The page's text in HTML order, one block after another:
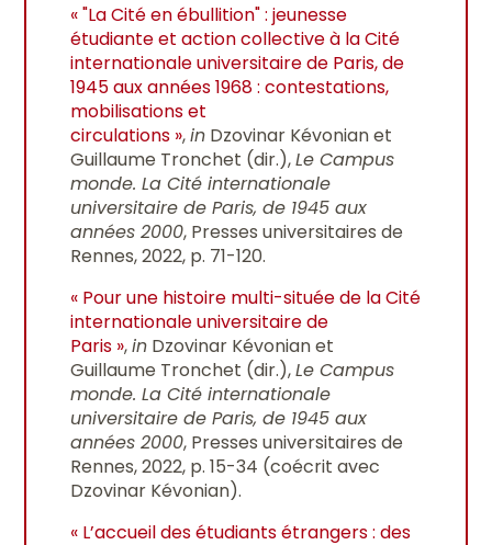
« "La Cité en ébullition" : jeunesse
étudiante et action collective à la Cité
internationale universitaire de Paris, de
1945 aux années 1968 : contestations,
mobilisations et
circulations »,in Dzovinar Kévonian et
Guillaume Tronchet (dir.),Le Campus
monde. La Cité internationale
universitaire de Paris, de 1945 aux
années 2000, Presses universitaires de
Rennes, 2022, p. 71-120.
« Pour une histoire multi-située de la Cité
internationale universitaire de
Paris »,in Dzovinar Kévonian et
Guillaume Tronchet (dir.),Le Campus
monde. La Cité internationale
universitaire de Paris, de 1945 aux
années 2000, Presses universitaires de
Rennes, 2022, p. 15-34 (coécrit avec
Dzovinar Kévonian).
« L’accueil des étudiants étrangers : des